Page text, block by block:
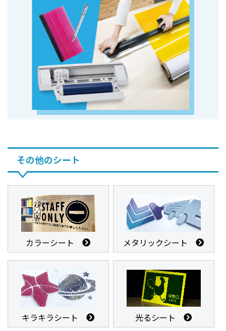
その他のシート
カラーシート メタリックシート
キラキラシート 光るシート